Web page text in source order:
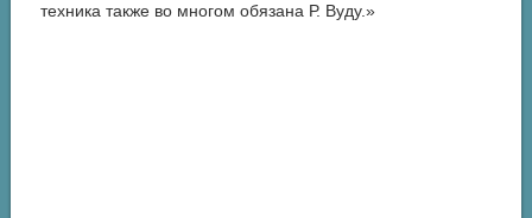
техника также во многом обязана Р. Вуду.»